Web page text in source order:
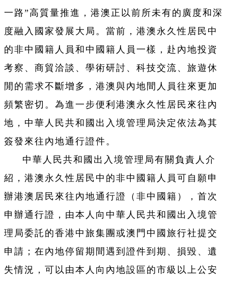
一路”高質量推進，港澳正以前所未有的廣度和深
度融入國家發展大局。當前，港澳永久性居民中
的非中國籍人員和中國籍人員一樣，赴內地投資
考察、商貿洽談、學術研討、科技交流、旅遊休
閒的需求不斷增多，港澳與內地間人員往來更加
頻繁密切。為進一步便利港澳永久性居民來往內
地，中華人民共和國出入境管理局決定依法為其
簽發來往內地通行證件。
中華人民共和國出入境管理局有關負責人介
紹，港澳永久性居民中的非中國籍人員可自願申
辦港澳居民來往內地通行證（非中國籍），首次
申辦通行證，由本人向中華人民共和國出入境管
理局委託的香港中旅集團或澳門中國旅行社提交
申請；在內地停留期間遇到證件到期、損毀、遺
失情況，可以由本人向內地設區的市級以上公安